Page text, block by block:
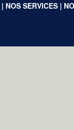
| NOS SERVICES |